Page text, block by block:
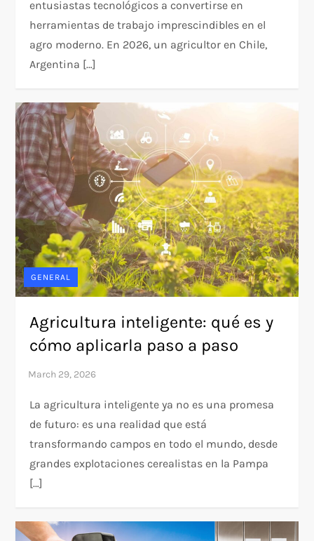
entusiastas tecnológicos a convertirse en
herramientas de trabajo imprescindibles en el
agro moderno. En 2026, un agricultor en Chile,
Argentina […]
GENERAL
Agricultura inteligente: qué es y
cómo aplicarla paso a paso
La agricultura inteligente ya no es una promesa
de futuro: es una realidad que está
transformando campos en todo el mundo, desde
grandes explotaciones cerealistas en la Pampa
[…]